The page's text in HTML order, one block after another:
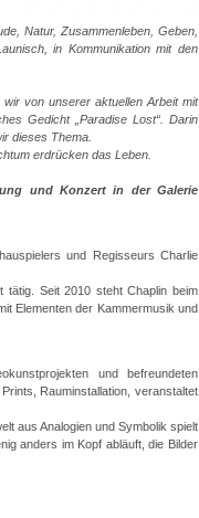
Natur, Zusammenleben, Geben,
in Kommunikation mit den
von unserer aktuellen Arbeit mit
Gedicht „Paradise Lost“. Darin
dieses Thema.
erdrücken das Leben.
und Konzert in der Galerie
und Regisseurs Charlie
tätig. Seit 2010 steht Chaplin beim
Elementen der Kammermusik und
und befreundeten
Rauminstallation, veranstaltet
aus Analogien und Symbolik spielt
anders im Kopf abläuft, die Bilder